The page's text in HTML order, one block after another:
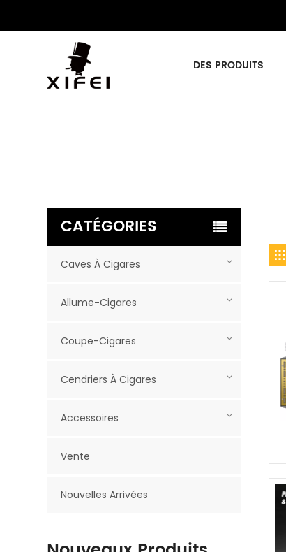
DES PRODUITS
CATÉGORIES
Caves À Cigares
Allume-Cigares
Coupe-Cigares
Cendriers À Cigares
Accessoires
Vente
Nouvelles Arrivées